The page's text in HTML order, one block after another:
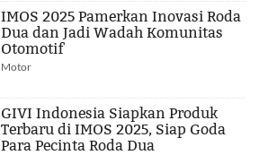
IMOS 2025 Pamerkan Inovasi Roda
Dua dan Jadi Wadah Komunitas
Otomotif
Motor
GIVI Indonesia Siapkan Produk
Terbaru di IMOS 2025, Siap Goda
Para Pecinta Roda Dua